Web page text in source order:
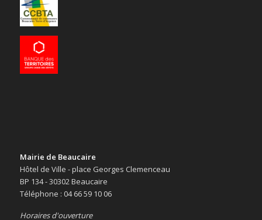
Mairie de Beaucaire
Hôtel de Ville - place Georges Clemenceau
BP 134 - 30302 Beaucaire
Téléphone : 04 66 59 10 06
Horaires d'ouverture